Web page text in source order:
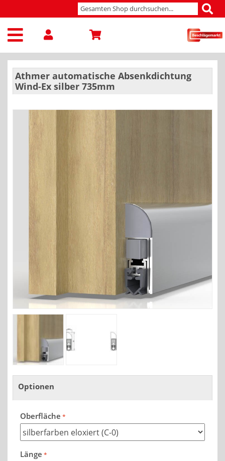
Athmer automatische Absenkdichtung
Wind-Ex silber 735mm
Optionen
Oberfläche
Länge